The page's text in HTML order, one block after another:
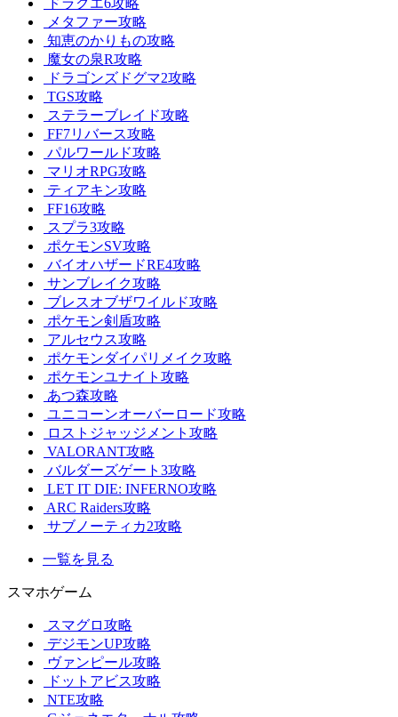
メタファー攻略
知恵のかりもの攻略
魔女の泉R攻略
ドラゴンズドグマ2攻略
TGS攻略
ステラーブレイド攻略
FF7リバース攻略
パルワールド攻略
マリオRPG攻略
ティアキン攻略
FF16攻略
スプラ3攻略
ポケモンSV攻略
バイオハザードRE4攻略
サンブレイク攻略
ブレスオブザワイルド攻略
ポケモン剣盾攻略
アルセウス攻略
ポケモンダイパリメイク攻略
ポケモンユナイト攻略
あつ森攻略
ユニコーンオーバーロード攻略
ロストジャッジメント攻略
VALORANT攻略
バルダーズゲート3攻略
LET IT DIE: INFERNO攻略
ARC Raiders攻略
サブノーティカ2攻略
一覧を見る
スマホゲーム
スマグロ攻略
デジモンUP攻略
ヴァンピール攻略
ドットアビス攻略
NTE攻略